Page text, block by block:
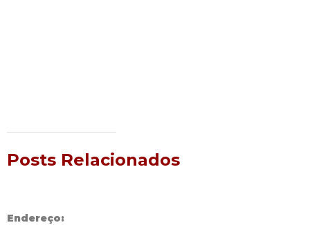
Posts Relacionados
Endereço: